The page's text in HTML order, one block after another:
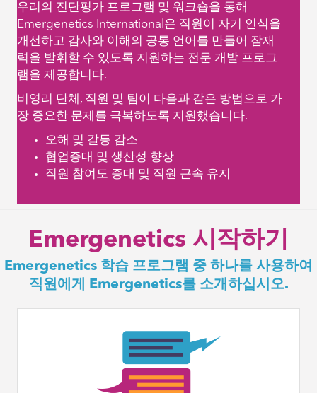
우리의 진단평가 프로그램 및 워크숍을 통해
Emergenetics International은 직원이 자기 인식을
개선하고 감사와 이해의 공통 언어를 만들어 잠재
력을 발휘할 수 있도록 지원하는 전문 개발 프로그
램을 제공합니다.
비영리 단체, 직원 및 팀이 다음과 같은 방법으로 가
장 중요한 문제를 극복하도록 지원했습니다.
오해 및 갈등 감소
협업증대 및 생산성 향상
직원 참여도 증대 및 직원 근속 유지
Emergenetics 시작하기
Emergenetics 학습 프로그램 중 하나를 사용하여
직원에게 Emergenetics를 소개하십시오.